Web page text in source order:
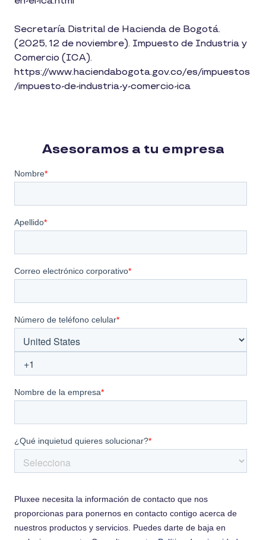
Secretaría Distrital de Hacienda de Bogotá.
(2025, 12 de noviembre). Impuesto de Industria y
Comercio (ICA).
https://www.haciendabogota.gov.co/es/impuestos
/impuesto-de-industria-y-comercio-ica
Asesoramos a tu empresa